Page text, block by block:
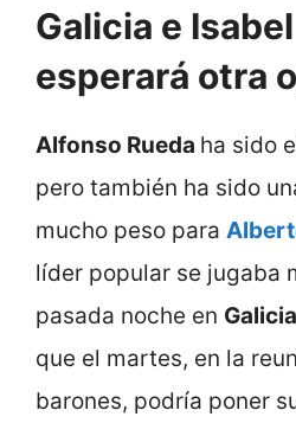
Galicia e
esperará otra
Alfonso Rueda ha sido
pero también ha sido
mucho peso para
líder popular se jugaba
pasada noche en Galicia
que el martes, en la
barones, podría poner